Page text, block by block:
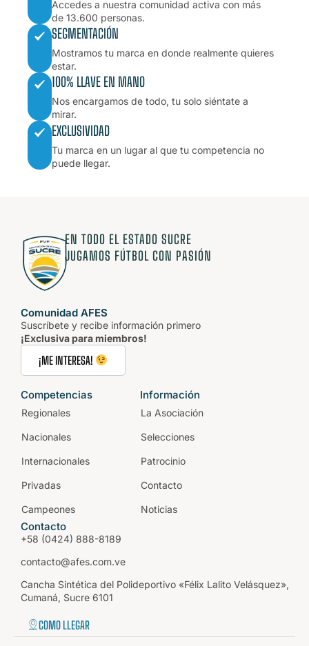
Accedes a nuestra comunidad activa con más
de 13.600 personas.
SEGMENTACIÓN
Mostramos tu marca en donde realmente quieres
estar.
100% LLAVE EN MANO
Nos encargamos de todo, tu solo siéntate a
mirar.
EXCLUSIVIDAD
Tu marca en un lugar al que tu competencia no
puede llegar.
EN TODO EL ESTADO SUCRE
JUGAMOS FÚTBOL CON PASIÓN
Comunidad AFES
Suscríbete y recibe información primero
¡Exclusiva para miembros!
¡ME INTERESA!
Competencias
Regionales
Nacionales
Internacionales
Privadas
Campeones
Información
La Asociación
Selecciones
Patrocinio
Contacto
Noticias
Contacto
+58 (0424) 888-8189
contacto@afes.com.ve
Cancha Sintética del Polideportivo «Félix Lalito Velásquez»,
Cumaná, Sucre 6101
COMO LLEGAR